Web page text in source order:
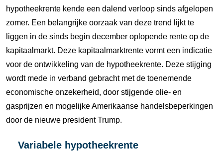
hypotheekrente kende een dalend verloop sinds afgelopen
zomer. Een belangrijke oorzaak van deze trend lijkt te
liggen in de sinds begin december oplopende rente op de
kapitaalmarkt. Deze kapitaalmarktrente vormt een indicatie
voor de ontwikkeling van de hypotheekrente. Deze stijging
wordt mede in verband gebracht met de toenemende
economische onzekerheid, door stijgende olie- en
gasprijzen en mogelijke Amerikaanse handelsbeperkingen
door de nieuwe president Trump.
Variabele hypotheekrente